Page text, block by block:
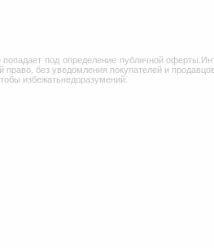
под определение публичной
без уведомления покупателей и
избежатьнедоразумений.